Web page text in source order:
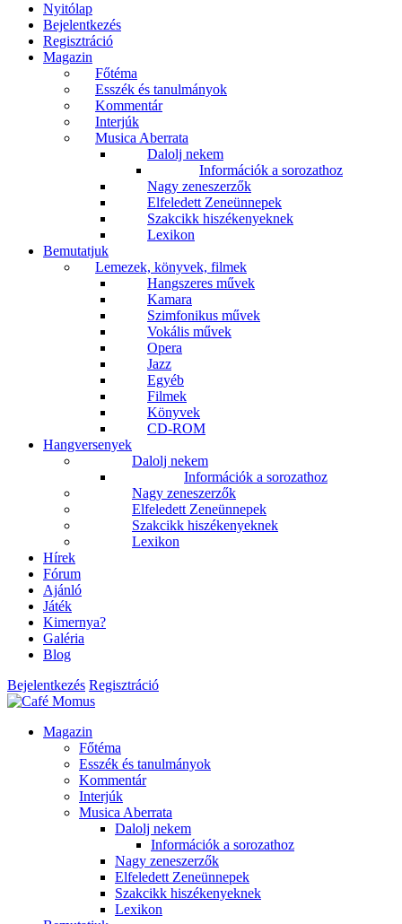
Nyitólap
Bejelentkezés
Regisztráció
Magazin
Főtéma
Esszék és tanulmányok
Kommentár
Interjúk
Musica Aberrata
Dalolj nekem
Információk a sorozathoz
Nagy zeneszerzők
Elfeledett Zeneünnepek
Szakcikk hiszékenyeknek
Lexikon
Bemutatjuk
Lemezek, könyvek, filmek
Hangszeres művek
Kamara
Szimfonikus művek
Vokális művek
Opera
Jazz
Egyéb
Filmek
Könyvek
CD-ROM
Hangversenyek
Dalolj nekem
Információk a sorozathoz
Nagy zeneszerzők
Elfeledett Zeneünnepek
Szakcikk hiszékenyeknek
Lexikon
Hírek
Fórum
Ajánló
Játék
Kimernya?
Galéria
Blog
Bejelentkezés Regisztráció
Magazin
Főtéma
Esszék és tanulmányok
Kommentár
Interjúk
Musica Aberrata
Dalolj nekem
Információk a sorozathoz
Nagy zeneszerzők
Elfeledett Zeneünnepek
Szakcikk hiszékenyeknek
Lexikon